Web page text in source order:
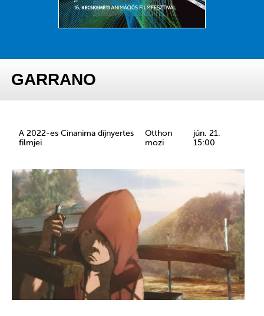
GARRANO
A 2022-es Cinanima díjnyertes
filmjei
Otthon
mozi
jún. 21.
15:00